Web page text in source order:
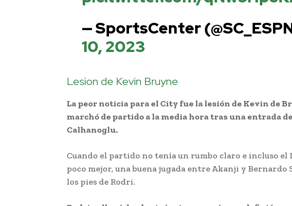
— SportsCenter
10, 2023
Lesion de Kevin Bruyne
La peor noticia para el City fue la lesión de Kevin de
marchó de partido a la media hora tras una entrada
Calhanoglu.
Cuando el partido no tenía un rumbo claro e incluso el
poco mejor, una buena jugada entre Akanji y
los pies de Rodri.